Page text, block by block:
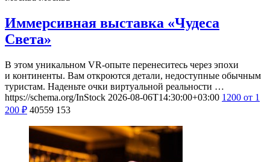
Иммерсивная выставка «Чудеса
Света»
В этом уникальном VR-опыте перенеситесь через эпохи
и континенты. Вам откроются детали, недоступные обычным
туристам. Наденьте очки виртуальной реальности …
https://schema.org/InStock 2026-08-06T14:30:00+03:00 1200 от 1
200 ₽ 40559 153